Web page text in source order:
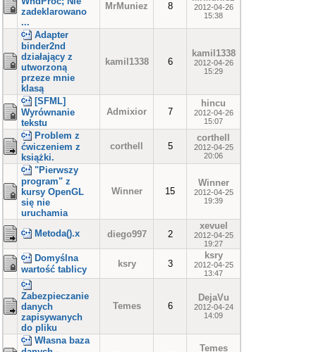
zadeklarowano
...
MrMuniez 8
2012-04-26
15:38
Adapter
binder2nd
działający z
utworzoną
przeze mnie
klasą
kamil1338 6
kamil1338
2012-04-26
15:29
[SFML]
Wyrównanie
tekstu
Admixior 7
hincu
2012-04-26
15:07
Problem z
ćwiczeniem z
książki.
corthell 5
corthell
2012-04-25
20:06
"Pierwszy
program" z
kursy OpenGL
się nie
uruchamia
Winner 15
Winner
2012-04-25
19:39
Metoda().x diego997 2
xevuel
2012-04-25
19:27
Domyślna
wartość tablicy
ksry 3
ksry
2012-04-25
13:47
Zabezpieczanie
danych
zapisywanych
do pliku
Temes 6
DejaVu
2012-04-24
14:09
Własna baza
Temes